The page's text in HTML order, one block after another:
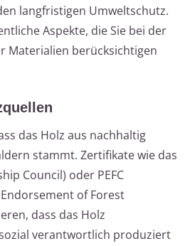
langfristigen Umweltschutz.
Aspekte, die Sie bei der
Materialien berücksichtigen
das Holz aus nachhaltig
stammt. Zertifikate wie das
Council) oder PEFC
of Forest
dass das Holz
verantwortlich produziert